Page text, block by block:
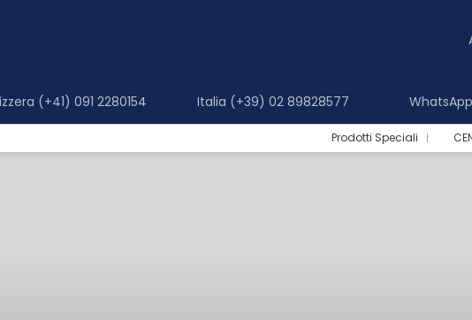
(+41) 091 2280154 Italia (+39) 02 89828577
Prodotti Speciali